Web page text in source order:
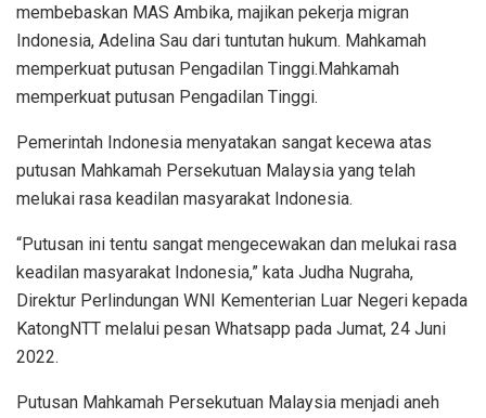
membebaskan MAS Ambika, majikan pekerja migran
Indonesia, Adelina Sau dari tuntutan hukum. Mahkamah
memperkuat putusan Pengadilan Tinggi.Mahkamah
memperkuat putusan Pengadilan Tinggi.
Pemerintah Indonesia menyatakan sangat kecewa atas
putusan Mahkamah Persekutuan Malaysia yang telah
melukai rasa keadilan masyarakat Indonesia.
“Putusan ini tentu sangat mengecewakan dan melukai rasa
keadilan masyarakat Indonesia,” kata Judha Nugraha,
Direktur Perlindungan WNI Kementerian Luar Negeri kepada
KatongNTT melalui pesan Whatsapp pada Jumat, 24 Juni
2022.
Putusan Mahkamah Persekutuan Malaysia menjadi aneh